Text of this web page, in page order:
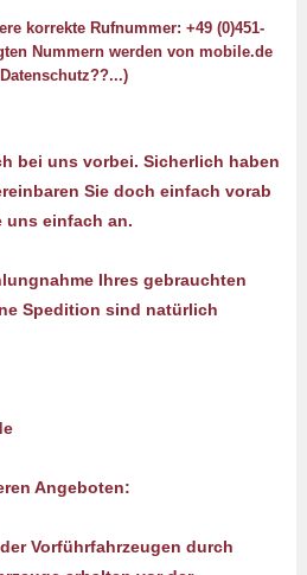
korrekte Rufnummer: +49 (0)451-
Nummern werden von mobile.de
bei uns vorbei. Sicherlich haben
Sie doch einfach vorab
uns einfach an.
Ihres gebrauchten
Spedition sind natürlich
Angeboten:
Vorführfahrzeugen durch